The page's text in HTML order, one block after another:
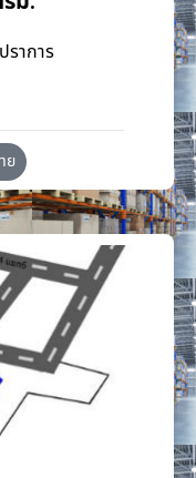
ราการ
ย